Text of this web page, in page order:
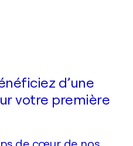
d’une
votre première